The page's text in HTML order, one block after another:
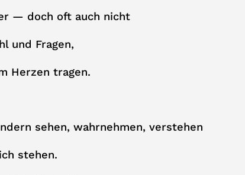
— doch oft auch nicht
und Fragen,
Herzen tragen.
sehen, wahrnehmen, verstehen
stehen.